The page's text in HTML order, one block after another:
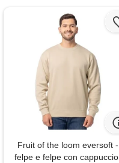
Fruit of the loom eversoft -
felpe e felpe con cappuccio,